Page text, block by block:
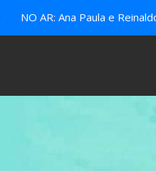
NO AR: Ana Paula e